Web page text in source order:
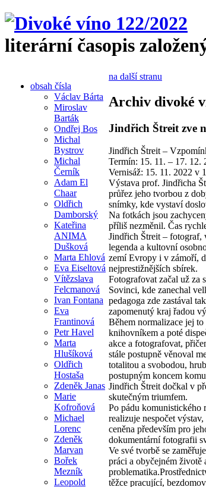
literární časopis
obsah čísla
Václav Bárta
Miroslav
Barták
Ondřej Bos
Michal
Bystrov
Michal
Černík
Adam El
Chaar
Oldřich
Damborský
Kateřina
ANIMA
Dušková
Marta Ehlová
Eva Eiseltová
Vítězslava
Felcmanová
Ivan Fontana
Eva
Frantinová
Petr Havel
Marta
Hlušíková
Oldřich
Hostaša
Zdeněk Janas
Marie
Kofroňová
Michael
Lorenc
Zdeněk
Marvan
Bořek
Mezník
Leopold
na další stranu
Archiv divoké
Jindřich Štreit zve
Jindřich Štreit –
Termín: 15. 11. – 17. 12.
Vernisáž: 15. 11. 2022 v
Výstava prof. Jindřicha
průřez jeho tvorbou z
snímky, kde vystaví
Na fotkách jsou
příliš nezměnil. Čas
Jindřich Štreit – fotograf,
legenda a kultovní
zemí Evropy i v zámoří,
nejprestižnějších sbírek.
Fotografovat začal už za
Sovinci, kde zanechal
pedagoga zde zastával
zapomenutý kraj řadou
Během normalizace jej
knihovníkem a poté
akce a fotografovat,
stále postupně věnoval
totalitou a svobodou,
postupným koncem
Jindřich Štreit dočkal v
skutečným triumfem.
Po pádu komunistického
realizuje nespočet
ceněna především pro
dokumentární fotografii
Ve své tvorbě se
práci a obyčejném životě
těžce pracující,